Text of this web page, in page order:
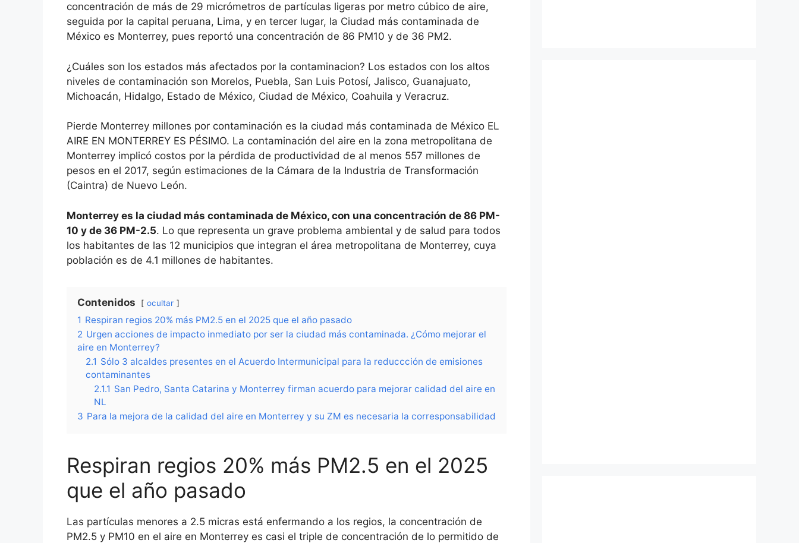
concentración de más de 29 micrómetros de partículas ligeras por metro cúbico de aire,
seguida por la capital peruana, Lima, y en tercer lugar, la Ciudad más contaminada de
México es Monterrey, pues reportó una concentración de 86 PM10 y de 36 PM2.
¿Cuáles son los estados más afectados por la contaminacion? Los estados con los altos
niveles de contaminación son Morelos, Puebla, San Luis Potosí, Jalisco, Guanajuato,
Michoacán, Hidalgo, Estado de México, Ciudad de México, Coahuila y Veracruz.
Pierde Monterrey millones por contaminación es la ciudad más contaminada de México EL
AIRE EN MONTERREY ES PÉSIMO. La contaminación del aire en la zona metropolitana de
Monterrey implicó costos por la pérdida de productividad de al menos 557 millones de
pesos en el 2017, según estimaciones de la Cámara de la Industria de Transformación
(Caintra) de Nuevo León.
Monterrey es la ciudad más contaminada de México, con una concentración de 86 PM-
10 y de 36 PM-2.5. Lo que representa un grave problema ambiental y de salud para todos
los habitantes de las 12 municipios que integran el área metropolitana de Monterrey, cuya
población es de 4.1 millones de habitantes.
Contenidos ocultar
1 Respiran regios 20% más PM2.5 en el 2025 que el año pasado
2 Urgen acciones de impacto inmediato por ser la ciudad más contaminada. ¿Cómo mejorar el
aire en Monterrey?
2.1 Sólo 3 alcaldes presentes en el Acuerdo Intermunicipal para la reduccción de emisiones
contaminantes
2.1.1 San Pedro, Santa Catarina y Monterrey firman acuerdo para mejorar calidad del aire en
NL
3 Para la mejora de la calidad del aire en Monterrey y su ZM es necesaria la corresponsabilidad
Respiran regios 20% más PM2.5 en el 2025
que el año pasado
Las partículas menores a 2.5 micras está enfermando a los regios, la concentración de
PM2.5 y PM10 en el aire en Monterrey es casi el triple de concentración de lo permitido de